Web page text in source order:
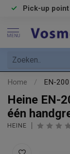
Pick-up point
MENU
Home / EN-
Heine EN-
één
HEINE